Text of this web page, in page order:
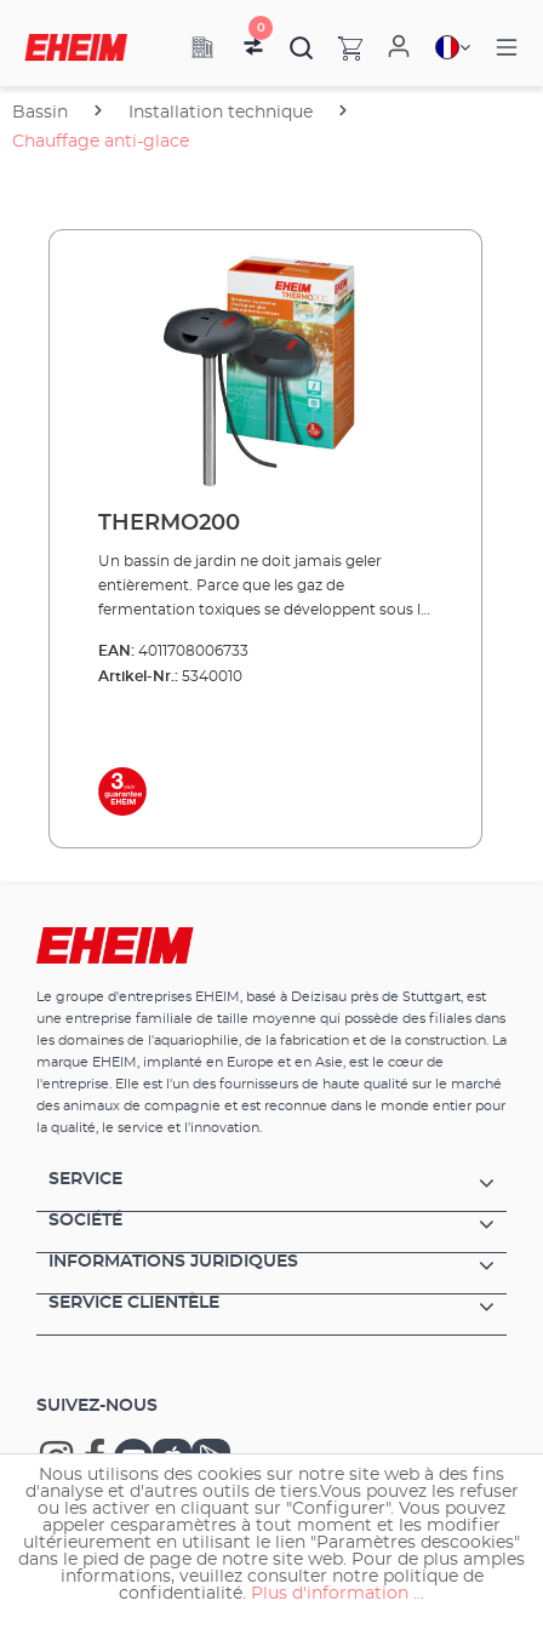
0
Bassin
Installation technique
Chauffage anti-glace
THERMO200
Un bassin de jardin ne doit jamais geler
entièrement. Parce que les gaz de
fermentation toxiques se développent sous la
EHEIM empêche le gel complet du bassin
jusqu'à -20 °C permettant aux gaz de
biologique et la détoxification de l'eau du
bassin reste inchangé. Dès lors les poissons et
oxygène. Chauffage en acier inoxydable -
surface du bassin Les poissons et les micro-
organismes continuent d'être alimentés en
désintoxication de l'eau de l'étang restent
inchangés. Les gaz de fermentation toxiques
peuvent s'échapper. Chauffage en acier
inoxydable incassable. Empêche le gel
complet du bassin Sans glace jusquà -20 C° 3
EAN: 4011708006733
Artikel-Nr.: 5340010
Le groupe d'entreprises EHEIM, basé à Deizisau près de Stuttgart, est
une entreprise familiale de taille moyenne qui possède des filiales dans
les domaines de l'aquariophilie, de la fabrication et de la construction. La
marque EHEIM, implanté en Europe et en Asie, est le cœur de
l'entreprise. Elle est l'un des fournisseurs de haute qualité sur le marché
des animaux de compagnie et est reconnue dans le monde entier pour
la qualité, le service et l'innovation.
SERVICE
SOCIÉTÉ
INFORMATIONS JURIDIQUES
SERVICE CLIENTÈLE
SUIVEZ-NOUS
Copyright © 2026 EHEIM GmbH & Co. KG.
Nous utilisons des cookies sur notre site web à des fins
d'analyse et d'autres outils de tiers.Vous pouvez les refuser
ou les activer en cliquant sur "Configurer". Vous pouvez
appeler cesparamètres à tout moment et les modifier
ultérieurement en utilisant le lien "Paramètres descookies"
dans le pied de page de notre site web. Pour de plus amples
informations, veuillez consulter notre politique de
confidentialité. Plus d'information ...